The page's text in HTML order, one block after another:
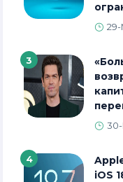
3
«Большой потенциал»
4
Apple выпустила обновление
iOS